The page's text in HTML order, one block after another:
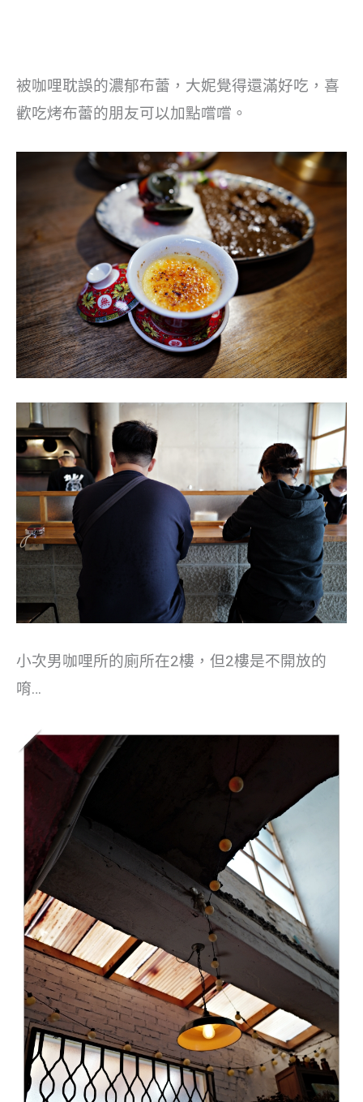
被咖哩耽誤的濃郁布蕾，大妮覺得還滿好吃，喜
歡吃烤布蕾的朋友可以加點嚐嚐。
小次男咖哩所的廁所在2樓，但2樓是不開放的
唷…